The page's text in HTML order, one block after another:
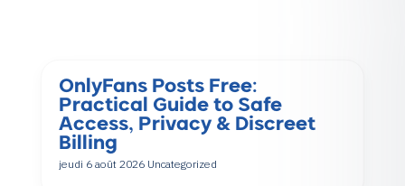
OnlyFans Posts Free:
Practical Guide to Safe
Access, Privacy & Discreet
Billing
jeudi 6 août 2026 Uncategorized